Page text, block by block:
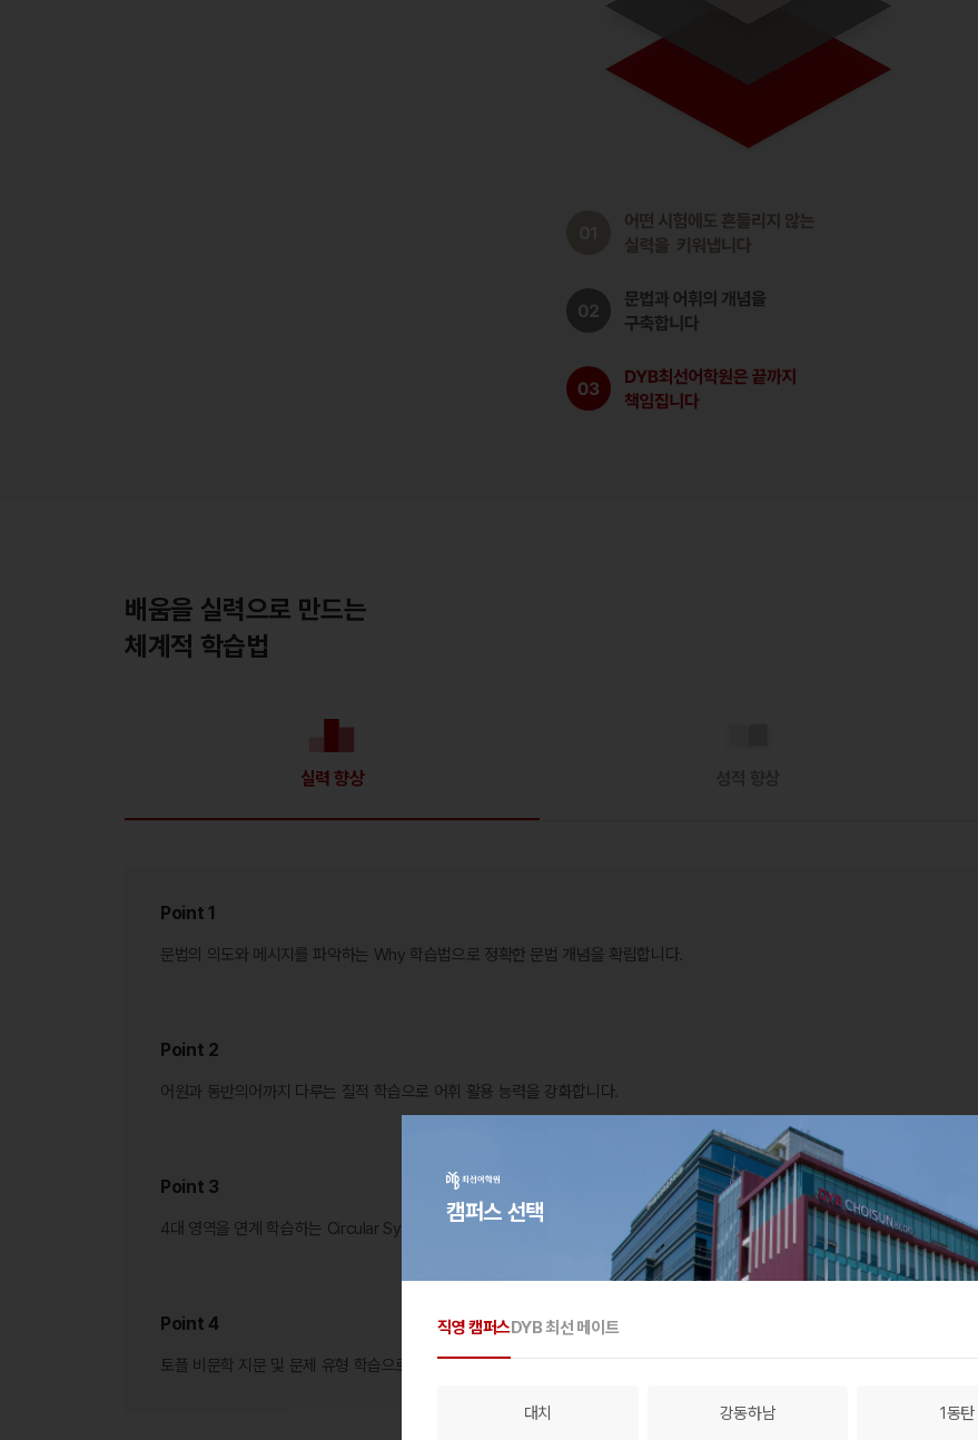
배움을 실력으로 만드는
체계적 학습법
실력 향상
Point 1
문법의 의도와 메시지를 파악하는 Why 학습법으로 정확한 문법 개념을 확립합니다.
Point 2
어원과 동반의어까지 다루는 질적 학습으로 어휘 활용 능력을 강화합니다.
Point 3
4대 영역을 연계 학습하는 Circular System으로 영어를 통해 논리적 사고력을 기릅니다.
Point 4
토플 비문학 지문 및 문제 유형 학습으로 장문 독해력과 논리적 추론 능력을 향상시킵니다.
캠퍼스 선택
직영 캠퍼스DYB 최선 메이트
대치 강동하남 1동탄